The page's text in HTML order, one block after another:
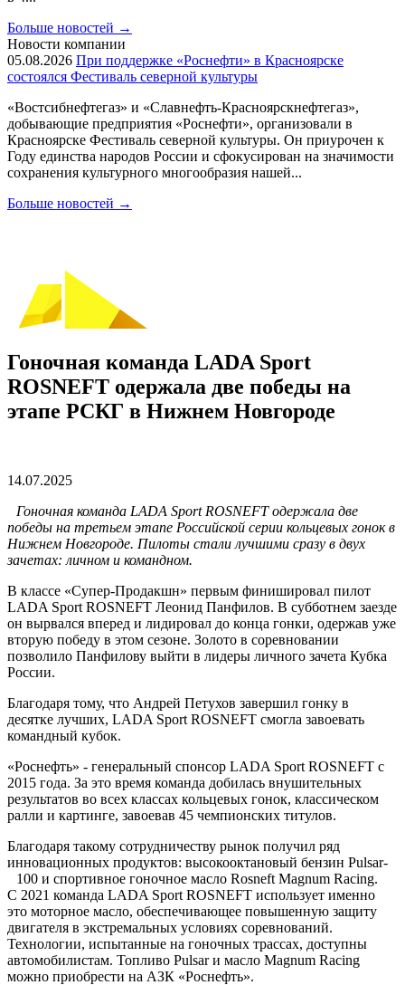
Больше новостей →
Новости компании
05.08.2026 При поддержке «Роснефти» в Красноярске
состоялся Фестиваль северной культуры
«Востсибнефтегаз» и «Славнефть-Красноярскнефтегаз»,
добывающие предприятия «Роснефти», организовали в
Красноярске Фестиваль северной культуры. Он приурочен к
Году единства народов России и сфокусирован на значимости
сохранения культурного многообразия нашей...
Больше новостей →
Гоночная команда LADA Sport
ROSNEFT одержала две победы на
этапе РСКГ в Нижнем Новгороде
14.07.2025
Гоночная команда LADA Sport ROSNEFT одержала две
победы на третьем этапе Российской серии кольцевых гонок в
Нижнем Новгороде. Пилоты стали лучшими сразу в двух
зачетах: личном и командном.
В классе «Супер-Продакшн» первым финишировал пилот
LADA Sport ROSNEFT Леонид Панфилов. В субботнем заезде
он вырвался вперед и лидировал до конца гонки, одержав уже
вторую победу в этом сезоне. Золото в соревновании
позволило Панфилову выйти в лидеры личного зачета Кубка
России.
Благодаря тому, что Андрей Петухов завершил гонку в
десятке лучших, LADA Sport ROSNEFT смогла завоевать
командный кубок.
«Роснефть» - генеральный спонсор LADA Sport ROSNEFT с
2015 года. За это время команда добилась внушительных
результатов во всех классах кольцевых гонок, классическом
ралли и картинге, завоевав 45 чемпионских титулов.
Благодаря такому сотрудничеству рынок получил ряд
инновационных продуктов: высокооктановый бензин Pulsar-
100 и спортивное гоночное масло Rosneft Magnum Racing.
С 2021 команда LADA Sport ROSNEFT использует именно
это моторное масло, обеспечивающее повышенную защиту
двигателя в экстремальных условиях соревнований.
Технологии, испытанные на гоночных трассах, доступны
автомобилистам. Топливо Pulsar и масло Magnum Racing
можно приобрести на АЗК «Роснефть».